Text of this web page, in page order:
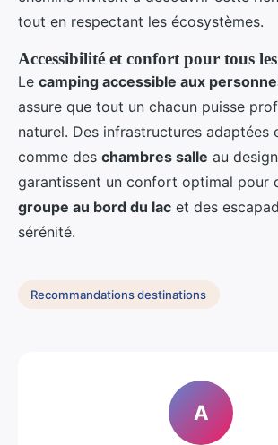
tout en respectant les écosystèmes.
Accessibilité et confort pour tous
Le camping accessible aux
assure que tout un chacun puisse
naturel. Des infrastructures adaptées
comme des chambres salle au
garantissent un confort optimal pour
groupe au bord du lac et des
sérénité.
Recommandations destinations
A